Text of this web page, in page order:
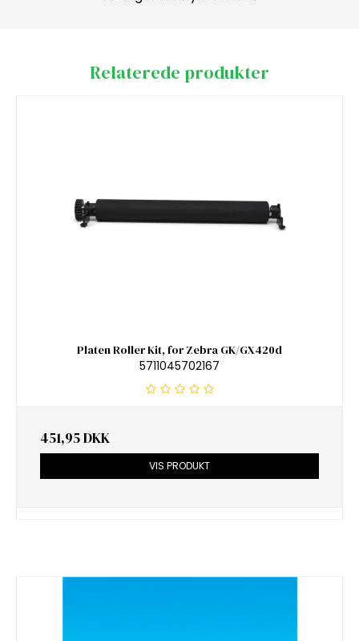
Relaterede produkter
Platen Roller Kit, for Zebra GK/GX420d
5711045702167
451,95 DKK
VIS PRODUKT